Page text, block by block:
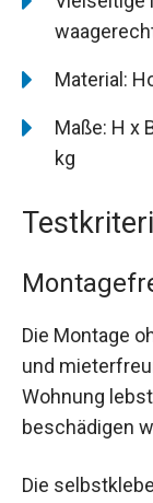
Material:
Maße: H x
kg
Die Montage
und
Wohnung
beschädigen
Die